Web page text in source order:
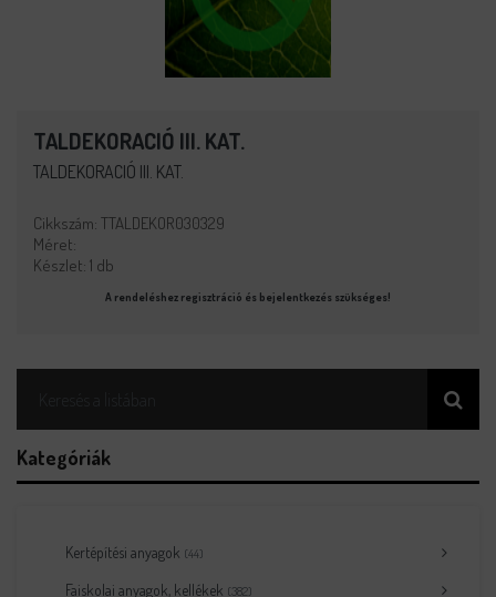
TALDEKORACIÓ III. KAT.
TALDEKORACIÓ III. KAT.
Cikkszám: TTALDEKOR030329
Méret:
Készlet: 1 db
A rendeléshez regisztráció és bejelentkezés szükséges!
Kategóriák
Kertépítési anyagok (44)
Faiskolai anyagok, kellékek (382)